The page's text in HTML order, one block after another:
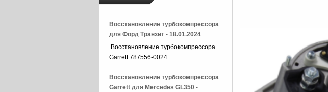
Восстановление турбокомпрессора
для Форд Транзит - 18.01.2024
Восстановление турбокомпрессора
Garrett 787556-0024
Восстановление турбокомпрессора
Garrett для Mercedes GL350 -